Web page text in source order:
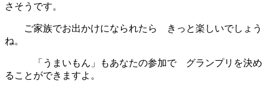
さそうです。
ご家族でお出かけになられたら きっと楽しいでしょう
ね。
「うまいもん」もあなたの参加で グランプリを決め
ることができますよ。